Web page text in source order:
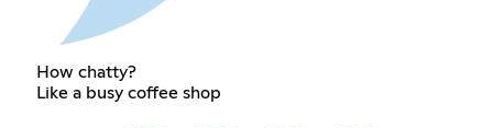
How chatty?
Like a busy coffee shop